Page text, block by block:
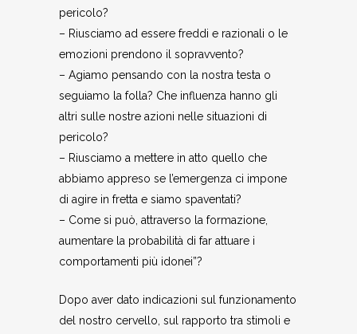
pericolo?
– Riusciamo ad essere freddi e razionali o le
emozioni prendono il sopravvento?
– Agiamo pensando con la nostra testa o
seguiamo la folla? Che influenza hanno gli
altri sulle nostre azioni nelle situazioni di
pericolo?
– Riusciamo a mettere in atto quello che
abbiamo appreso se l’emergenza ci impone
di agire in fretta e siamo spaventati?
– Come si può, attraverso la formazione,
aumentare la probabilità di far attuare i
comportamenti più idonei”?
Dopo aver dato indicazioni sul funzionamento
del nostro cervello, sul rapporto tra stimoli e